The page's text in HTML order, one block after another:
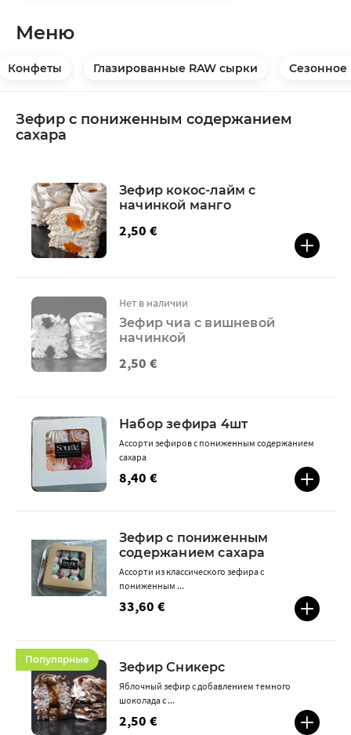
Меню
Конфеты Глазированные RAW сырки
Зефир с пониженным содержанием
сахара
Зефир кокос-лайм с
начинкой манго
2,50 €
Зефир чиа с вишневой
начинкой
2,50 €
Нет в наличии
Набор зефира 4шт
8,40 €
Ассорти зефиров с пониженным содержанием
сахара
Зефир с пониженным
содержанием сахара
33,60 €
Ассорти из классического зефира с
пониженным ...
Популярные
Зефир Сникерс
2,50 €
Яблочный зефир с добавлением темного
шоколада с ...